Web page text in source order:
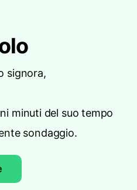
signora,
minuti del suo tempo
sondaggio.